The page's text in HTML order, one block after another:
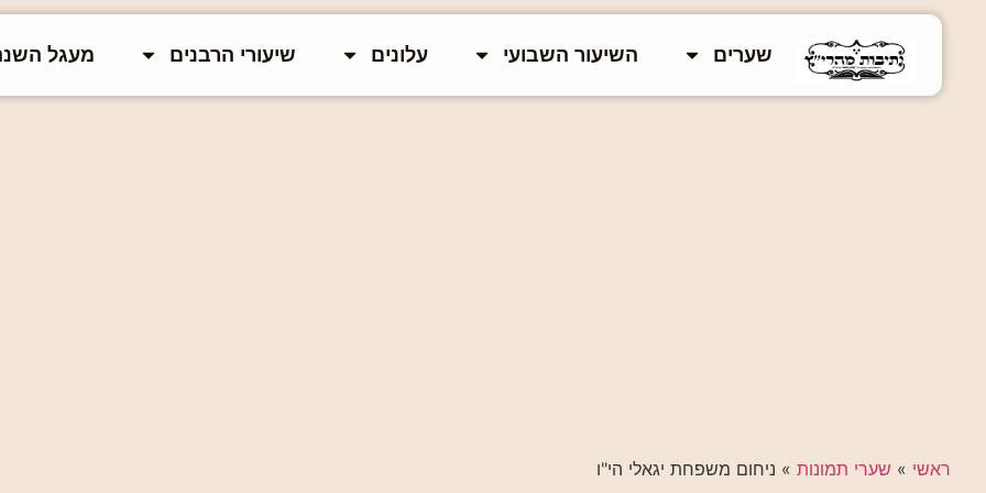
שערים השיעור השבועי עלונים שיעורי הרבנים מעגל
ראשי » שערי תמונות » ניחום משפחת יגאלי הי"ו